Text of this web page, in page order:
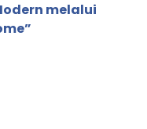
melalui